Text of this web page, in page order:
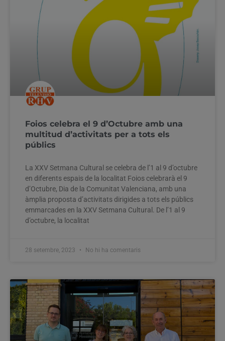
Foios celebra el 9 d’Octubre amb una
multitud d’activitats per a tots els
públics
La XXV Setmana Cultural se celebra de l’1 al 9 d’octubre
en diferents espais de la localitat Foios celebrarà el 9
d’Octubre, Dia de la Comunitat Valenciana, amb una
àmplia proposta d’activitats dirigides a tots els públics
emmarcades en la XXV Setmana Cultural. De l’1 al 9
d’octubre, la localitat
28 setembre, 2023 No hi ha comentaris